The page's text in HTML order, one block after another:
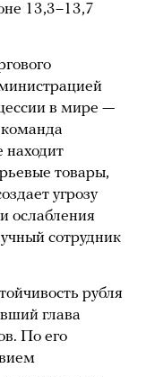
13,3–13,7
в мире —
находит
товары,
угрозу
ослабления
сотрудник
рубля
глава
По его